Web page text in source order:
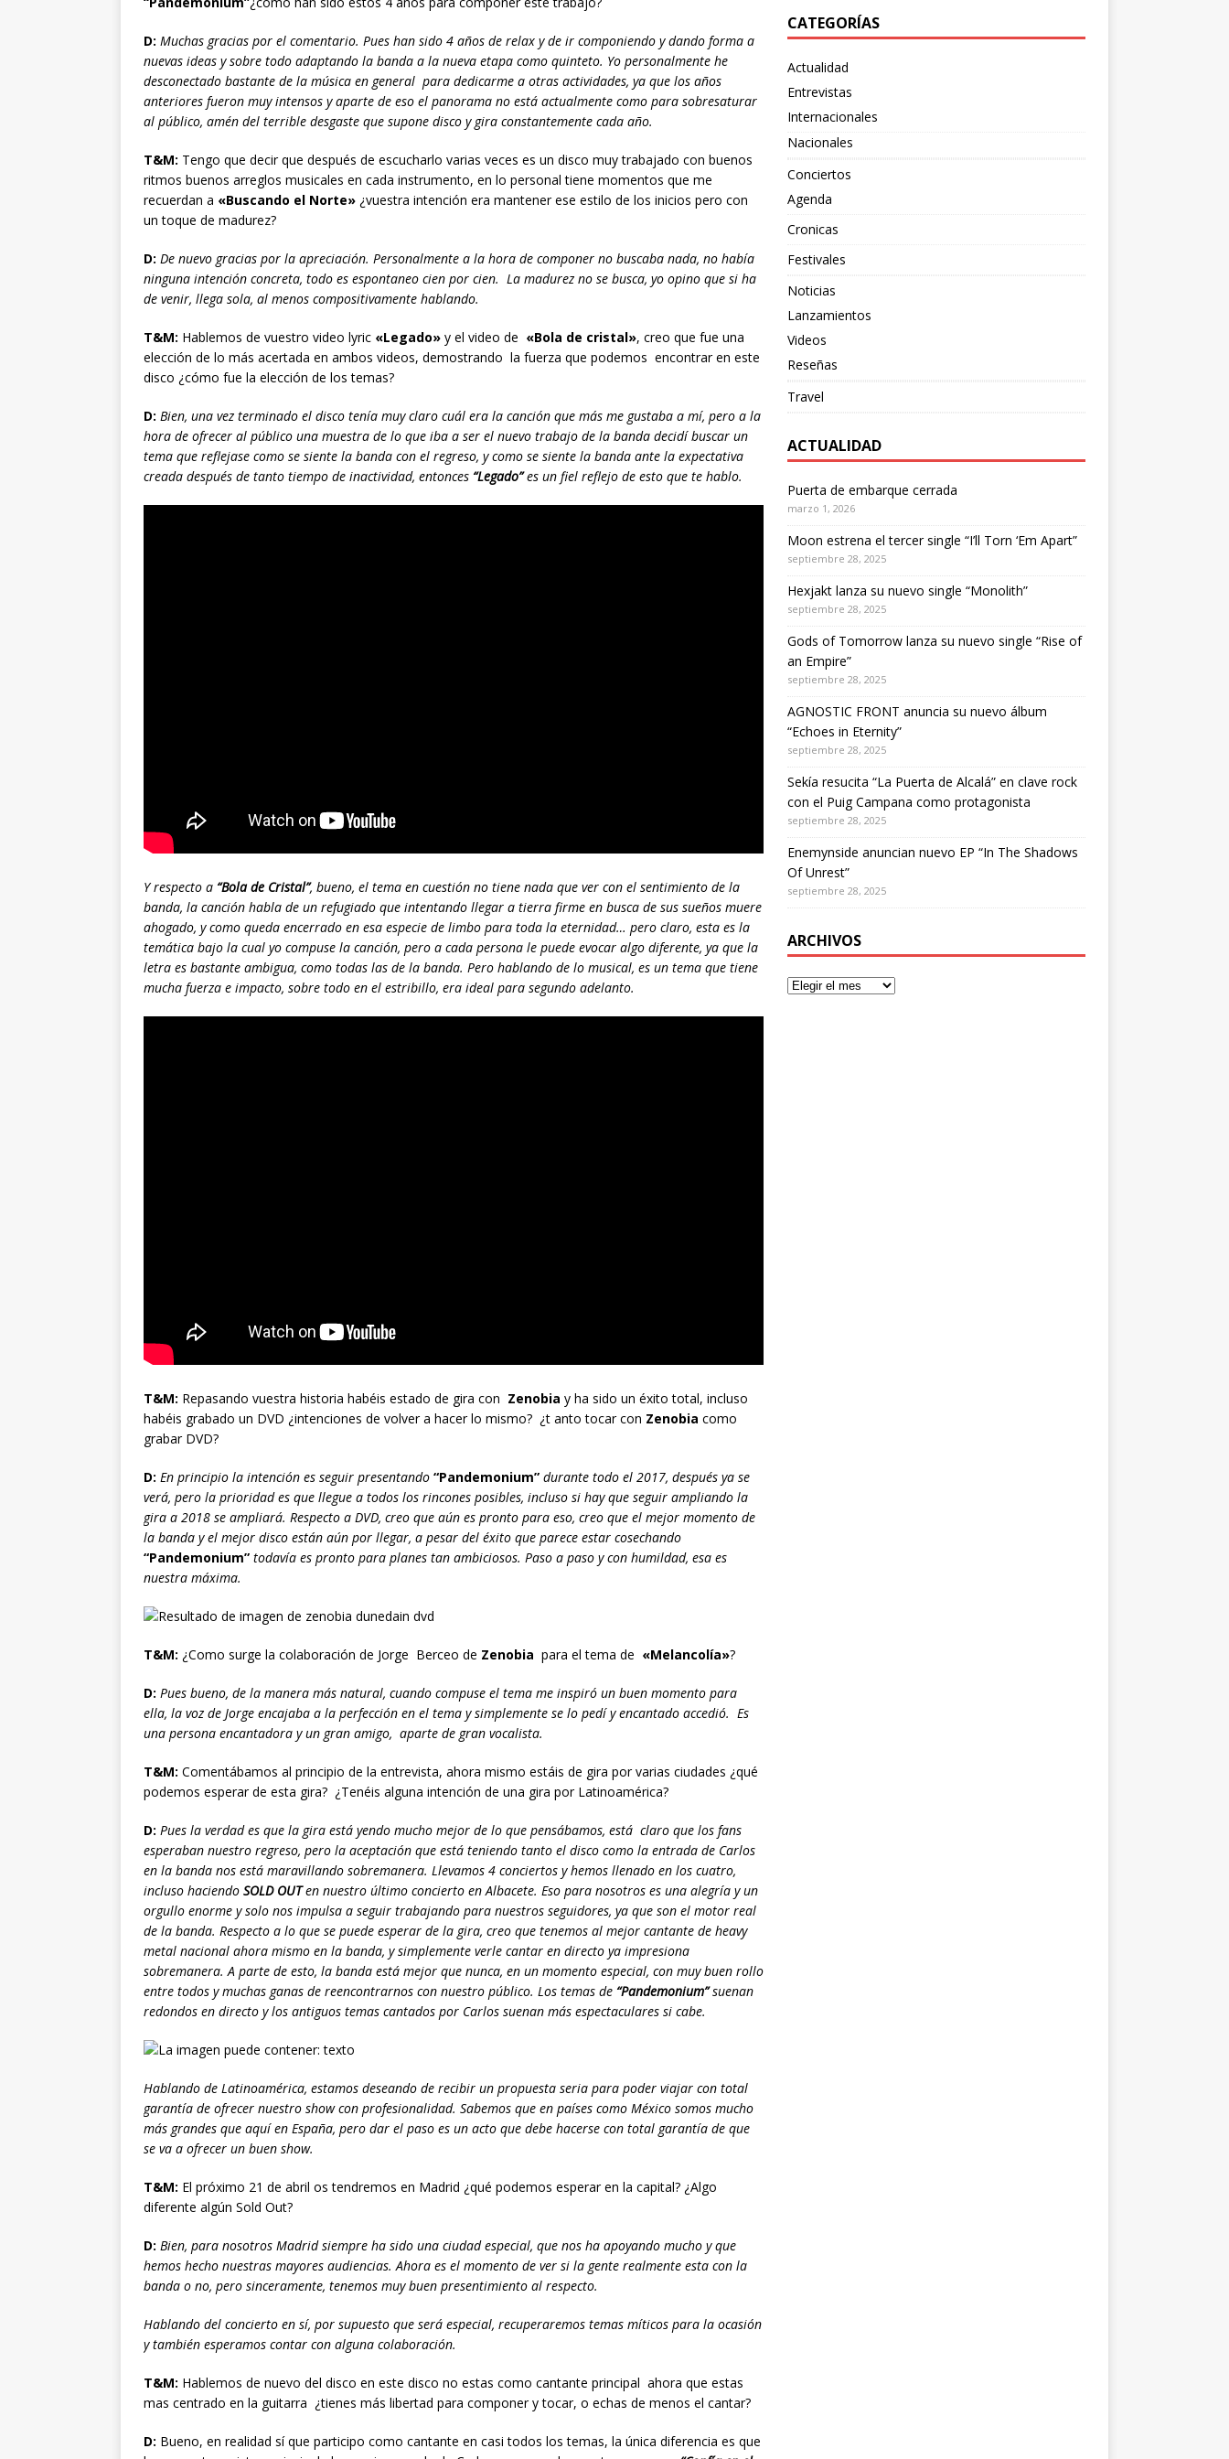
D: Muchas gracias por el comentario. Pues han sido 4 años de relax y de ir componiendo y dando forma a
nuevas ideas y sobre todo adaptando la banda a la nueva etapa como quinteto. Yo personalmente he
desconectado bastante de la música en general para dedicarme a otras actividades, ya que los años
anteriores fueron muy intensos y aparte de eso el panorama no está actualmente como para sobresaturar
al público, amén del terrible desgaste que supone disco y gira constantemente cada año.
T&M: Tengo que decir que después de escucharlo varias veces es un disco muy trabajado con buenos
ritmos buenos arreglos musicales en cada instrumento, en lo personal tiene momentos que me
recuerdan a «Buscando el Norte» ¿vuestra intención era mantener ese estilo de los inicios pero con
un toque de madurez?
D: De nuevo gracias por la apreciación. Personalmente a la hora de componer no buscaba nada, no había
ninguna intención concreta, todo es espontaneo cien por cien. La madurez no se busca, yo opino que si ha
de venir, llega sola, al menos compositivamente hablando.
T&M: Hablemos de vuestro video lyric «Legado» y el video de «Bola de cristal», creo que fue una
elección de lo más acertada en ambos videos, demostrando la fuerza que podemos encontrar en este
disco ¿cómo fue la elección de los temas?
D: Bien, una vez terminado el disco tenía muy claro cuál era la canción que más me gustaba a mí, pero a la
hora de ofrecer al público una muestra de lo que iba a ser el nuevo trabajo de la banda decidí buscar un
tema que reflejase como se siente la banda con el regreso, y como se siente la banda ante la expectativa
creada después de tanto tiempo de inactividad, entonces “Legado”es un fiel reflejo de esto que te hablo.
Y respecto a “Bola de Cristal”, bueno, el tema en cuestión no tiene nada que ver con el sentimiento de la
banda, la canción habla de un refugiado que intentando llegar a tierra firme en busca de sus sueños muere
ahogado, y como queda encerrado en esa especie de limbo para toda la eternidad… pero claro, esta es la
temática bajo la cual yo compuse la canción, pero a cada persona le puede evocar algo diferente, ya que la
letra es bastante ambigua, como todas las de la banda. Pero hablando de lo musical, es un tema que tiene
mucha fuerza e impacto, sobre todo en el estribillo, era ideal para segundo adelanto.
T&M: Repasando vuestra historia habéis estado de gira con Zenobia y ha sido un éxito total, incluso
habéis grabado un DVD ¿intenciones de volver a hacer lo mismo? ¿t anto tocar con Zenobia como
grabar DVD?
D: En principio la intención es seguir presentando “Pandemonium” durante todo el 2017, después ya se
verá, pero la prioridad es que llegue a todos los rincones posibles, incluso si hay que seguir ampliando la
gira a 2018 se ampliará. Respecto a DVD, creo que aún es pronto para eso, creo que el mejor momento de
la banda y el mejor disco están aún por llegar, a pesar del éxito que parece estar cosechando
“Pandemonium” todavía es pronto para planes tan ambiciosos. Paso a paso y con humildad, esa es
nuestra máxima.
T&M: ¿Como surge la colaboración de Jorge Berceo de Zenobia para el tema de «Melancolía»?
D: Pues bueno, de la manera más natural, cuando compuse el tema me inspiró un buen momento para
ella, la voz de Jorge encajaba a la perfección en el tema y simplemente se lo pedí y encantado accedió. Es
una persona encantadora y un gran amigo, aparte de gran vocalista.
T&M: Comentábamos al principio de la entrevista, ahora mismo estáis de gira por varias ciudades ¿qué
podemos esperar de esta gira? ¿Tenéis alguna intención de una gira por Latinoamérica?
D: Pues la verdad es que la gira está yendo mucho mejor de lo que pensábamos, está claro que los fans
esperaban nuestro regreso, pero la aceptación que está teniendo tanto el disco como la entrada de Carlos
en la banda nos está maravillando sobremanera. Llevamos 4 conciertos y hemos llenado en los cuatro,
incluso haciendo SOLD OUTen nuestro último concierto en Albacete. Eso para nosotros es una alegría y un
orgullo enorme y solo nos impulsa a seguir trabajando para nuestros seguidores, ya que son el motor real
de la banda. Respecto a lo que se puede esperar de la gira, creo que tenemos al mejor cantante de heavy
metal nacional ahora mismo en la banda, y simplemente verle cantar en directo ya impresiona
sobremanera. A parte de esto, la banda está mejor que nunca, en un momento especial, con muy buen rollo
entre todos y muchas ganas de reencontrarnos con nuestro público. Los temas de “Pandemonium”suenan
redondos en directo y los antiguos temas cantados por Carlos suenan más espectaculares si cabe.
Hablando de Latinoamérica, estamos deseando de recibir un propuesta seria para poder viajar con total
garantía de ofrecer nuestro show con profesionalidad. Sabemos que en países como México somos mucho
más grandes que aquí en España, pero dar el paso es un acto que debe hacerse con total garantía de que
se va a ofrecer un buen show.
T&M: El próximo 21 de abril os tendremos en Madrid ¿qué podemos esperar en la capital? ¿Algo
diferente algún Sold Out?
D: Bien, para nosotros Madrid siempre ha sido una ciudad especial, que nos ha apoyando mucho y que
hemos hecho nuestras mayores audiencias. Ahora es el momento de ver si la gente realmente esta con la
banda o no, pero sinceramente, tenemos muy buen presentimiento al respecto.
Hablando del concierto en sí, por supuesto que será especial, recuperaremos temas míticos para la ocasión
y también esperamos contar con alguna colaboración.
T&M: Hablemos de nuevo del disco en este disco no estas como cantante principal ahora que estas
mas centrado en la guitarra ¿tienes más libertad para componer y tocar, o echas de menos el cantar?
D: Bueno, en realidad sí que participo como cantante en casi todos los temas, la única diferencia es que
CATEGORÍAS
Actualidad
Entrevistas
Internacionales
Nacionales
Conciertos
Agenda
Cronicas
Festivales
Noticias
Lanzamientos
Videos
Reseñas
Travel
ACTUALIDAD
Puerta de embarque cerrada
marzo 1, 2026
Moon estrena el tercer single “I’ll Torn ‘Em Apart”
septiembre 28, 2025
Hexjakt lanza su nuevo single “Monolith”
septiembre 28, 2025
Gods of Tomorrow lanza su nuevo single “Rise of
an Empire”
septiembre 28, 2025
AGNOSTIC FRONT anuncia su nuevo álbum
“Echoes in Eternity”
septiembre 28, 2025
Sekía resucita “La Puerta de Alcalá” en clave rock
con el Puig Campana como protagonista
septiembre 28, 2025
Enemynside anuncian nuevo EP “In The Shadows
Of Unrest”
septiembre 28, 2025
ARCHIVOS